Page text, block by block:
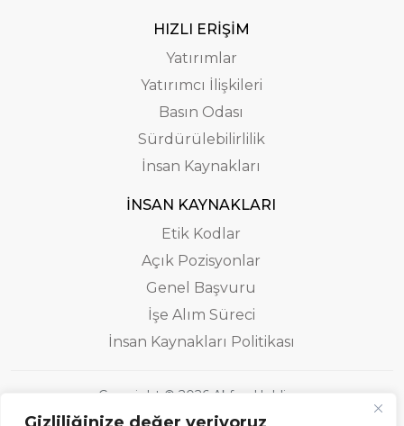
HIZLI ERİŞİM
Yatırımlar
Yatırımcı İlişkileri
Basın Odası
Sürdürülebilirlilik
İnsan Kaynakları
İNSAN KAYNAKLARI
Etik Kodlar
Açık Pozisyonlar
Genel Başvuru
İşe Alım Süreci
İnsan Kaynakları Politikası
Copyright © 2026 Akfen Holding.